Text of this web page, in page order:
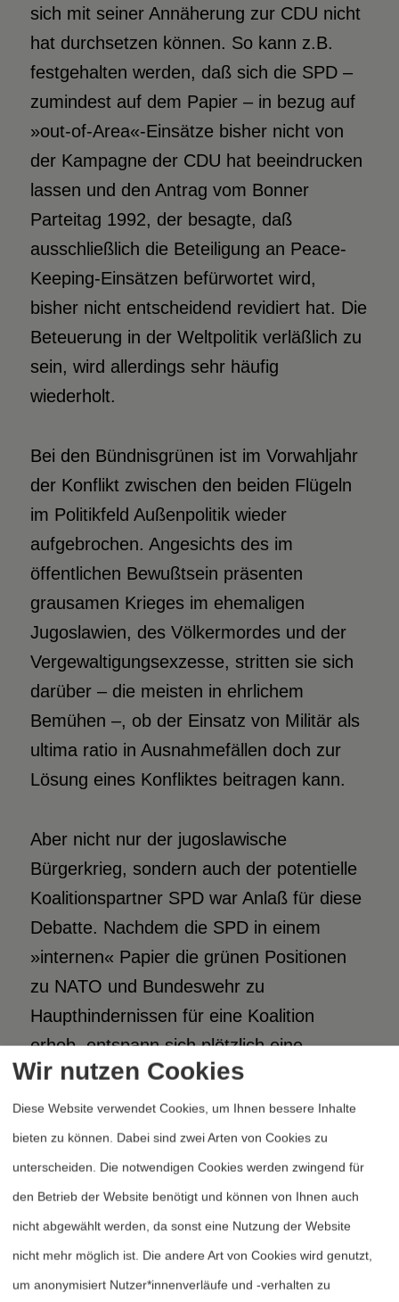
sich mit seiner Annäherung zur CDU nicht
hat durchsetzen können. So kann z.B.
festgehalten werden, daß sich die SPD –
zumindest auf dem Papier – in bezug auf
»out-of-Area«-Einsätze bisher nicht von
der Kampagne der CDU hat beeindrucken
lassen und den Antrag vom Bonner
Parteitag 1992, der besagte, daß
ausschließlich die Beteiligung an Peace-
Keeping-Einsätzen befürwortet wird,
bisher nicht entscheidend revidiert hat. Die
Beteuerung in der Weltpolitik verläßlich zu
sein, wird allerdings sehr häufig
wiederholt.
Bei den Bündnisgrünen ist im Vorwahljahr
der Konflikt zwischen den beiden Flügeln
im Politikfeld Außenpolitik wieder
aufgebrochen. Angesichts des im
öffentlichen Bewußtsein präsenten
grausamen Krieges im ehemaligen
Jugoslawien, des Völkermordes und der
Vergewaltigungsexzesse, stritten sie sich
darüber – die meisten in ehrlichem
Bemühen –, ob der Einsatz von Militär als
ultima ratio in Ausnahmefällen doch zur
Lösung eines Konfliktes beitragen kann.
Aber nicht nur der jugoslawische
Bürgerkrieg, sondern auch der potentielle
Koalitionspartner SPD war Anlaß für diese
Debatte. Nachdem die SPD in einem
»internen« Papier die grünen Positionen
zu NATO und Bundeswehr zu
Haupthindernissen für eine Koalition
erhob, entspann sich plötzlich eine
Debatte auch über die friedenspolitische
Rolle der Bundeswehr und der NATO.
Diese Streitpunkte sollten allerdings nicht
darüber hinwegtäuschen, daß das
Programm inklusive der Forderungen nach
einer mittelfristigen Abschaffung der
Bundeswehr und der NATO mit großer
Wir nutzen Cookies
Diese Website verwendet Cookies, um Ihnen bessere Inhalte
bieten zu können. Dabei sind zwei Arten von Cookies zu
unterscheiden. Die notwendigen Cookies werden zwingend für
den Betrieb der Website benötigt und können von Ihnen auch
nicht abgewählt werden, da sonst eine Nutzung der Website
nicht mehr möglich ist. Die andere Art von Cookies wird genutzt,
um anonymisiert Nutzer*innenverläufe und -verhalten zu